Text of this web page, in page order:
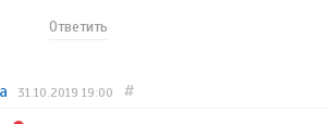
Ответить
31.10.2019 19:00 #